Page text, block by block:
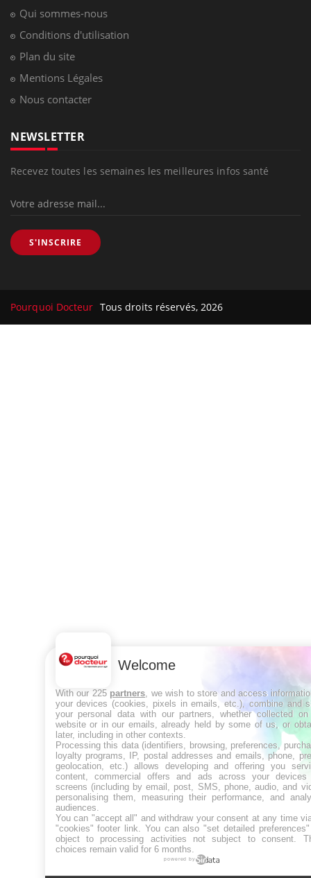
Qui sommes-nous
Conditions d'utilisation
Plan du site
Mentions Légales
Nous contacter
NEWSLETTER
Recevez toutes les semaines les meilleures infos santé
S'INSCRIRE
Pourquoi Docteur Tous droits réservés, 2026
Welcome
With our 225 partners , we wish to store and access
your devices (cookies, pixels in emails, etc.), combine and
your personal data with our partners, whether collected
website or in our emails, already held by some of us, or
later, including in other contexts.
Processing this data (identifiers, browsing, preferences,
loyalty programs, IP, postal addresses and emails, phone,
geolocation, etc.) allows developing and offering you
content, commercial offers and ads across your devices
screens (including by email, post, SMS, phone, audio, and
personalising them, measuring their performance, and
audiences.
You can "accept all" and withdraw your consent at any time
"cookies" footer link . You can also "set detailed
object to processing activities not subject to consent.
choices remain valid for 6 months.
powered by